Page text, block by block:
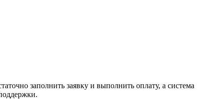
заполнить заявку и выполнить оплату, а система